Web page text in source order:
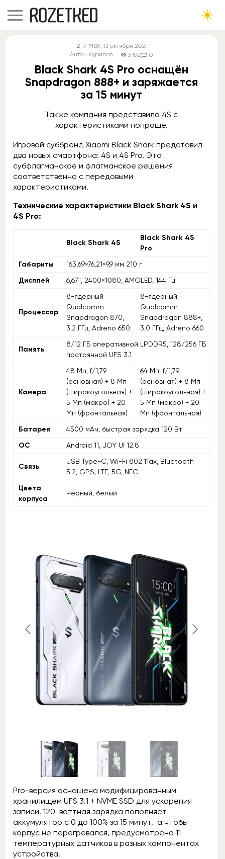
12:17 MSK, 13 октября 2021
Антон Курилов
3 192 0
Black Shark 4S Pro оснащён
Snapdragon 888+ и заряжается
за 15 минут
Также компания представила 4S с
характеристиками попроще.
Игровой суббренд Xiaomi Black Shark представил
два новых смартфона: 4S и 4S Pro. Это
субфлагманское и флагманское решения
соответственно с передовыми
характеристиками.
Технические характеристики Black Shark 4S и
4S Pro:
Black Shark 4S
Black Shark 4S
Pro
Габариты
163,69×76,21×9,9 мм 210 г
Дисплей 6,67", 2400×1080, AMOLED, 144 Гц
Процессор
8-ядерный
Qualcomm
Snapdragon 870,
3,2 ГГц, Adreno 650
8-ядерный
Qualcomm
Snapdragon 888+,
3,0 ГГц, Adreno 660
Память
8/12 ГБ оперативной LPDDR5, 128/256 ГБ
постоянной UFS 3.1
Камера
48 Мп, f/1,79
(основная) + 8 Мп
(широкоугольная) +
5 Мп (макро) + 20
Мп (фронтальная)
64 Мп, f/1,79
(основная) + 8 Мп
(широкоугольная) +
5 Мп (макро) + 20
Мп (фронтальная)
Батарея 4500 мАч, быстрая зарядка 120 Вт
ОС Android 11, JOY UI 12.8
Связь
USB Type-C, Wi-Fi 802.11ax, Bluetooth
5.2, GPS, LTE, 5G, NFC
Цвета
корпуса
Чёрный, белый
Pro-версия оснащена модифицированным
хранилищем UFS 3.1 + NVME SSD для ускорения
записи. 120-ваттная зарядка пополняет
аккумулятор с 0 до 100% за 15 минут, а чтобы
корпус не перегревался, предусмотрено 11
температурных датчиков в разных компонентах
устройства.